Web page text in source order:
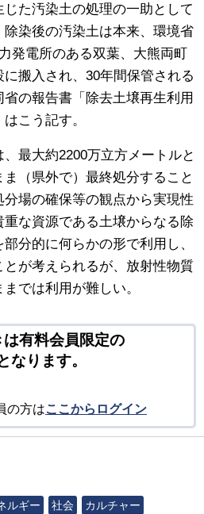
た汚染土の処理の一助として
染後の汚染土は本来、環境省
発電所のある双葉、大熊両町
搬入され、30年間保管される
の報告書「除去土壌再生利用
こう記す。
、最大約2200万立方メートルと
（県外で）最終処分すること
場の確保等の観点から実現性
な資源である土壌からなる除
分的に何らかの形で利用し、
が考えられるが、放射性物質
では利用が難しい。
は有料会員限定の
なります。
の方はここからログイン
ルギー 社会 カルチャー